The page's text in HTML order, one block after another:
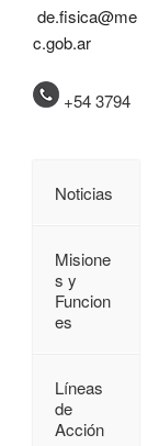
de.fisica@me
c.gob.ar
+54 3794
Noticias
Misione
s y
Funcion
es
Líneas
de
Acción